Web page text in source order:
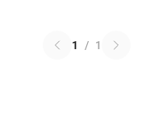
1 / 1